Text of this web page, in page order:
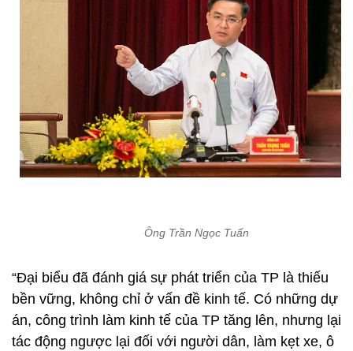
Ông Trần Ngọc Tuấn
“Đại biểu đã đánh giá sự phát triển của TP là thiếu
bền vững, không chỉ ở vấn đề kinh tế. Có những dự
án, công trình làm kinh tế của TP tăng lên, nhưng lại
tác động ngược lại đối với người dân, làm kẹt xe, ô